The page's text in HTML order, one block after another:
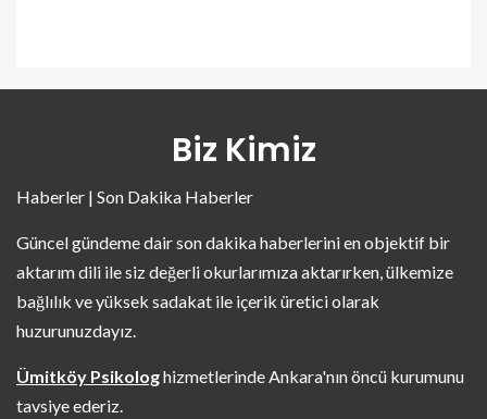
Biz Kimiz
Haberler | Son Dakika Haberler
Güncel gündeme dair son dakika haberlerini en objektif bir
aktarım dili ile siz değerli okurlarımıza aktarırken, ülkemize
bağlılık ve yüksek sadakat ile içerik üretici olarak
huzurunuzdayız.
Ümitköy Psikologhizmetlerinde Ankara'nın öncü kurumunu
tavsiye ederiz.